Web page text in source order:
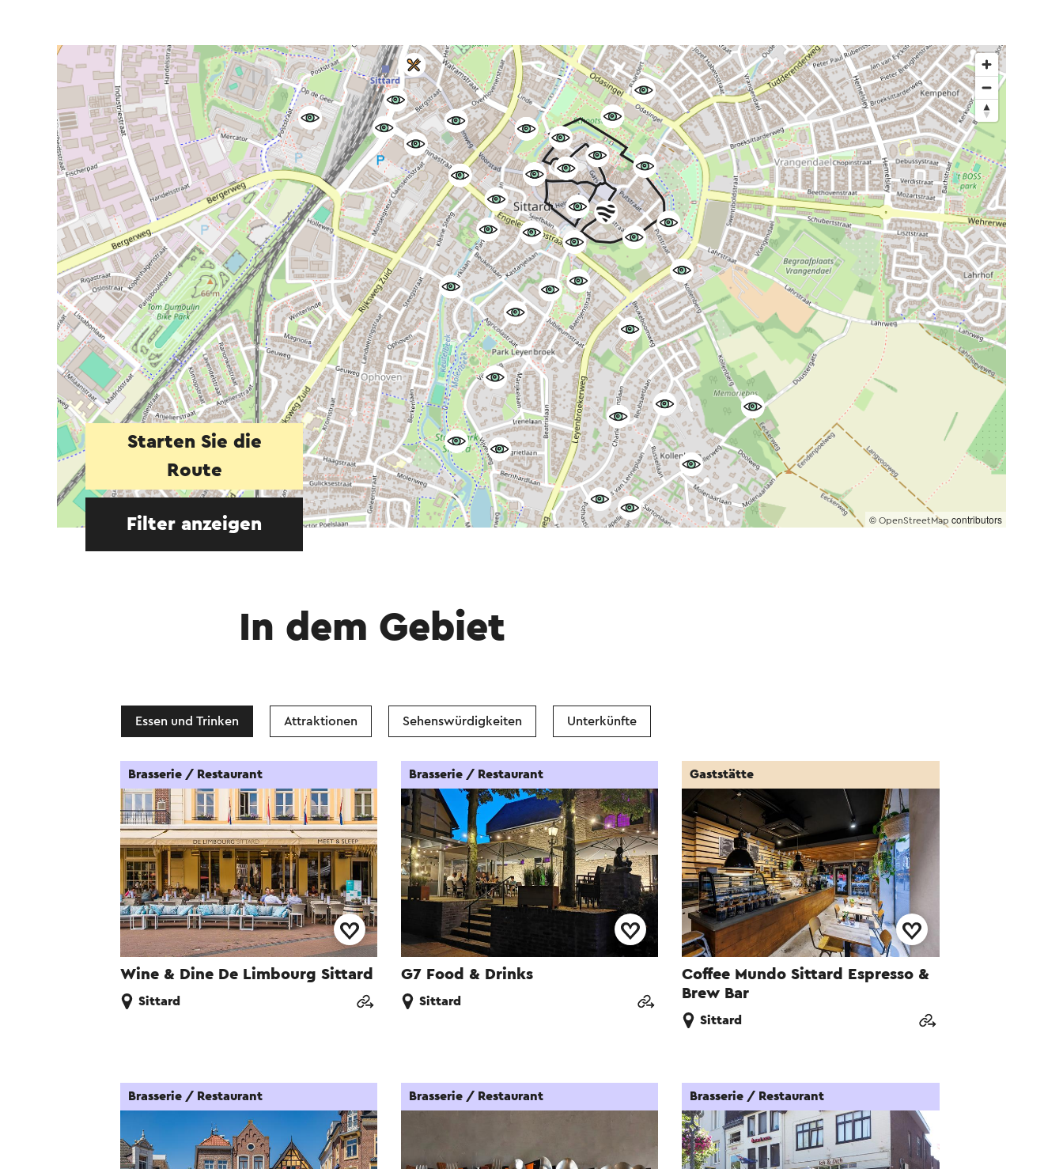
© OpenStreetMap contributors
Starten Sie die
Route
Filter anzeigen
In dem Gebiet
Essen und Trinken Attraktionen Sehenswürdigkeiten Unterkünfte
Wine & Dine De Limbourg Sittard
Brasserie / Restaurant
Sittard
G7 Food & Drinks
Brasserie / Restaurant
Sittard
Coffee Mundo Sittard Espresso &
Brew Bar
Gaststätte
Sittard
Brasserie / Restaurant Brasserie / Restaurant Brasserie / Restaurant